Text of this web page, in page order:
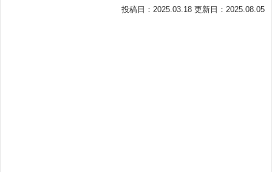
投稿日：2025.03.18 更新日：2025.08.05